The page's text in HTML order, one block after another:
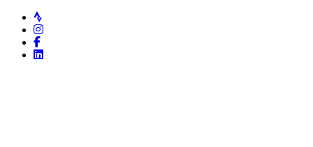
Strava
Instagram
Facebook
LinkedIn